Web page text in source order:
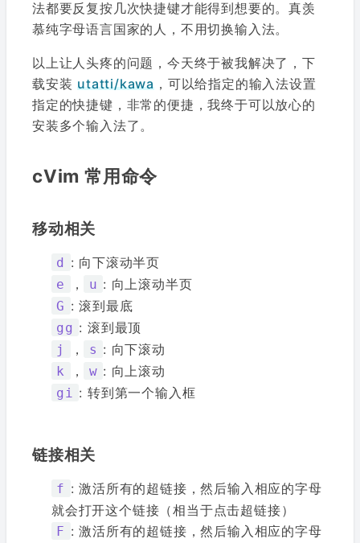
法都要反复按几次快捷键才能得到想要的。真羡
慕纯字母语言国家的人，不用切换输入法。
以上让人头疼的问题，今天终于被我解决了，下
载安装utatti/kawa ，可以给指定的输入法设置
指定的快捷键，非常的便捷，我终于可以放心的
安装多个输入法了。
cVim 常用命令
移动相关
d : 向下滚动半页
e ， u : 向上滚动半页
G : 滚到最底
gg : 滚到最顶
j ， s : 向下滚动
k ， w : 向上滚动
gi : 转到第一个输入框
链接相关
f : 激活所有的超链接，然后输入相应的字母
就会打开这个链接（相当于点击超链接）
F : 激活所有的超链接，然后输入相应的字母